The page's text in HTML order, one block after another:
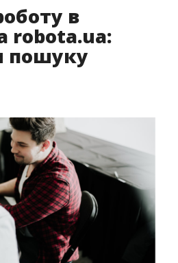
в
robota.ua:
пошуку